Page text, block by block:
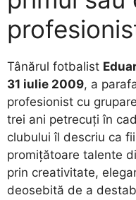
​Tânărul fotbalist
31 iulie 2009, a
profesionist cu
trei ani petrecuți în
clubului îl descriu ca
promițătoare talente
prin creativitate,
deosebită de a